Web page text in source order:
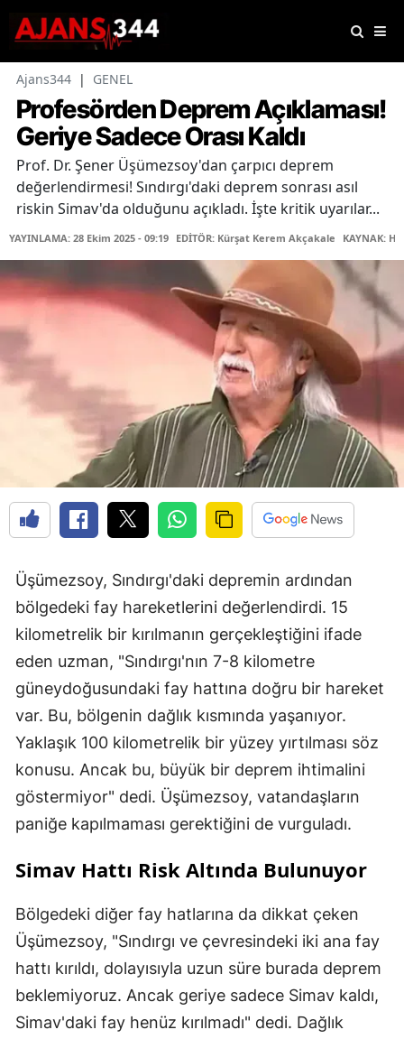
Ajans344 | GENEL
Profesörden Deprem Açıklaması!
Geriye Sadece Orası Kaldı
Prof. Dr. Şener Üşümezsoy'dan çarpıcı deprem
değerlendirmesi! Sındırgı'daki deprem sonrası asıl
riskin Simav'da olduğunu açıkladı. İşte kritik uyarılar...
YAYINLAMA: 28 Ekim 2025 - 09:19 EDİTÖR: Kürşat Kerem Akçakale KAYNAK:
Üşümezsoy, Sındırgı'daki depremin ardından
bölgedeki fay hareketlerini değerlendirdi. 15
kilometrelik bir kırılmanın gerçekleştiğini ifade
eden uzman, "Sındırgı'nın 7-8 kilometre
güneydoğusundaki fay hattına doğru bir hareket
var. Bu, bölgenin dağlık kısmında yaşanıyor.
Yaklaşık 100 kilometrelik bir yüzey yırtılması söz
konusu. Ancak bu, büyük bir deprem ihtimalini
göstermiyor" dedi. Üşümezsoy, vatandaşların
paniğe kapılmaması gerektiğini de vurguladı.
Simav Hattı Risk Altında Bulunuyor
Bölgedeki diğer fay hatlarına da dikkat çeken
Üşümezsoy, "Sındırgı ve çevresindeki iki ana fay
hattı kırıldı, dolayısıyla uzun süre burada deprem
beklemiyoruz. Ancak geriye sadece Simav kaldı,
Simav'daki fay henüz kırılmadı" dedi. Dağlık